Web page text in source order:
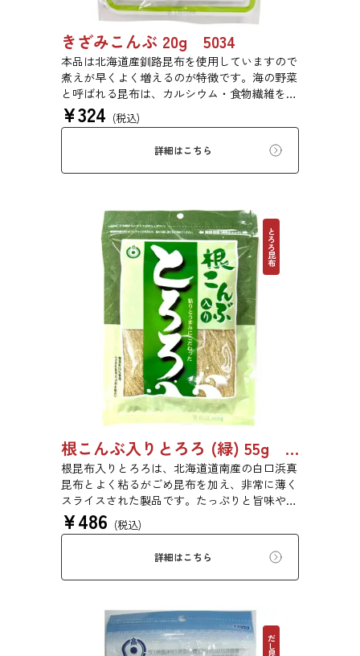
きざみこんぶ 20g 5034
本品は北海道産釧路昆布を使用していますので
煮えが早くよく増えるのが特徴です。海の野菜
と呼ばれる昆布は、カルシウム・食物繊維を豊
富に含みます。ジャガイモやカボチャと煮付け
たり、ひじきのように野菜等と一緒に油で炒め
たりと様々な用途でご利用いただけます。
¥324 (税込)
詳細はこちら
とろろ昆布
根こんぶ入りとろろ (緑) 55g 単品 5袋セット 20袋セット 3054
根昆布入りとろろは、北海道道南産の白口浜真
昆布とよく粘るがごめ昆布を加え、非常に薄く
スライスされた製品です。たっぷりと旨味や粘
りがあり、昆布本来の風味を存分にご賞味いた
だけます。現代の食生活にぜひ一日一度、お好
¥486 (税込)
詳細はこちら
だし昆布